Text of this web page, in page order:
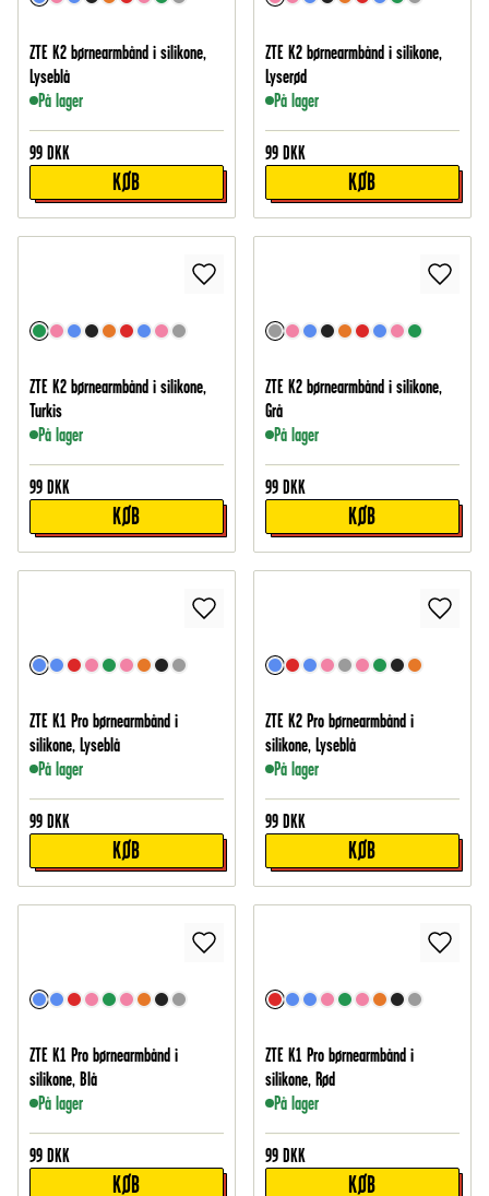
ZTE K2 børnearmbånd i silikone,
Lyseblå
På lager
99 DKK
KØB
ZTE K2 børnearmbånd i silikone,
Lyserød
På lager
99 DKK
KØB
ZTE K2 børnearmbånd i silikone,
Turkis
På lager
99 DKK
KØB
ZTE K2 børnearmbånd i silikone,
Grå
På lager
99 DKK
KØB
ZTE K1 Pro børnearmbånd i
silikone, Lyseblå
På lager
99 DKK
KØB
ZTE K2 Pro børnearmbånd i
silikone, Lyseblå
På lager
99 DKK
KØB
ZTE K1 Pro børnearmbånd i
silikone, Blå
På lager
99 DKK
KØB
ZTE K1 Pro børnearmbånd i
silikone, Rød
På lager
99 DKK
KØB